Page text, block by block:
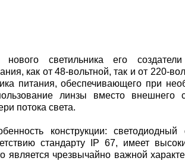
светильника его
как от 48-вольтной, так и от 220-
питания, обеспечивающего при
линзы вместо внешнего
потока света.
конструкции: светодиодный
стандарту IP 67, имеет
чрезвычайно важной